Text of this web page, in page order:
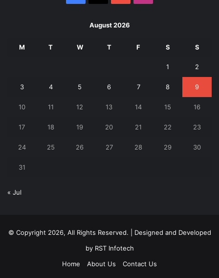
August 2026
M T W T F S S
1 2
3 4 5 6 7 8 9
10 11 12 13 14 15 16
17 18 19 20 21 22 23
24 25 26 27 28 29 30
31
« Jul
© Copyright 2026, All Rights Reserved. | Designed and Developed
byRST Infotech
Home
About Us Contact Us